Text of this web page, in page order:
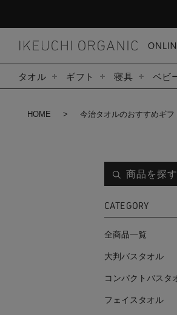
タオル ギフト 寝具 ベビ
HOME 今治タオルのおすすめギフ
商品を探す
CATEGORY
全商品一覧
大判バスタオル
コンパクトバスタ
フェイスタオル